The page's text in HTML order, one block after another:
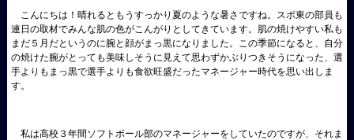
こんにちは！晴れるともうすっかり夏のような暑さですね。スポ東の部員も
連日の取材でみんな肌の色がこんがりとしてきています。肌の焼けやすい私も
まだ５月だというのに腕と顔がまっ黒になりました。この季節になると、自分
の焼けた腕がとっても美味しそうに見えて思わずかぶりつきそうになった、選
手よりもまっ黒で選手よりも食欲旺盛だったマネージャー時代を思い出しま
す。
私は高校３年間ソフトボール部のマネージャーをしていたのですが、それま